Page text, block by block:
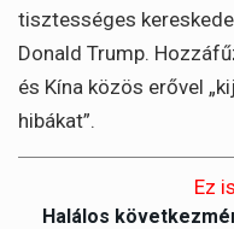
tisztességes
Donald Trump.
és Kína közös erővel
hibákat”.
Ez
Halálos